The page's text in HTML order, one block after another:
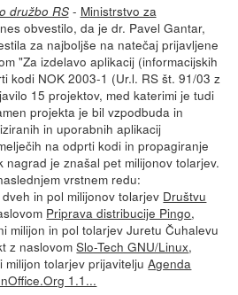
družbo RS- Ministrstvo za
obvestilo, da je dr. Pavel Gantar,
za najboljše na natečaj prijavljene
"Za izdelavo aplikacij (informacijskih
kodi NOK 2003-1 (Ur.l. RS št. 91/03 z
15 projektov, med katerimi je tudi
projekta je bil vzpodbuda in
in uporabnih aplikacij
na odprti kodi in propagiranje
nagrad je znašal pet milijonov tolarjev.
vrstnem redu:
in pol milijonov tolarjev Društvu
Priprava distribucije Pingo,
milijon in pol tolarjev Juretu Čuhalevu
z naslovomSlo-Tech GNU/Linux,
milijon tolarjev prijaviteljuAgenda
1.1...